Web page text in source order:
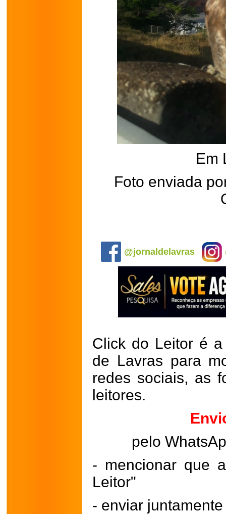
Em
Foto enviada
@jornaldelavras
Click do Leitor é
de Lavras para
redes sociais, as
leitores.
pelo
- mencionar que
Leitor"
- enviar